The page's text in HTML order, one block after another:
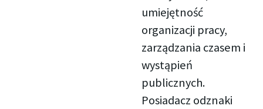
umiejętność
organizacji pracy,
zarządzania czasem i
wystąpień
publicznych.
Posiadacz odznaki